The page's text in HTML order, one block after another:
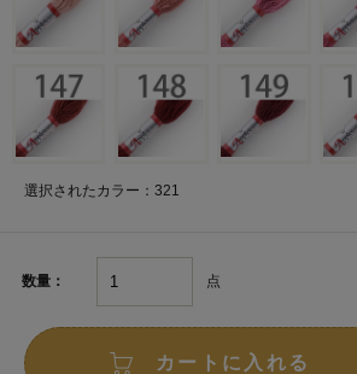
選択されたカラー：321
数量： 点
カートに入れる